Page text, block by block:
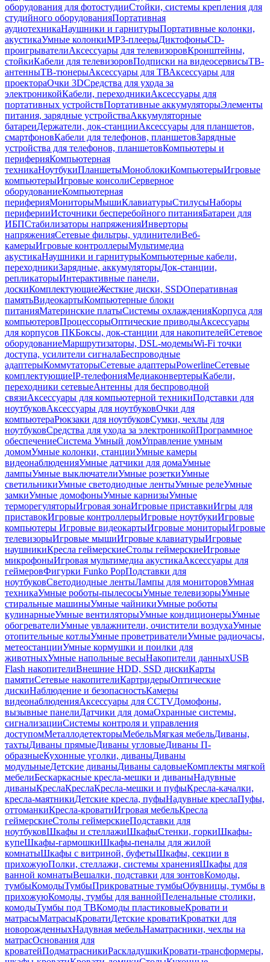
оборудования для фотостудииСтойки, системы крепления для
студийного оборудованияПортативная
аудиотехникаНаушники и гарнитурыПортативные колонки,
акустикаУмные колонкиMP3-плеерыДиктофоныCD-
проигрывателиАксессуары для телевизоровКронштейны,
стойкиКабели для телевизоровПодписки на видеосервисыТВ-
антенныТВ-тюнерыАксессуары для ТВАксессуары для
проектораОчки 3DСредства для ухода за
электроникойКабели, переходникиАксессуары для
портативных устройствПортативные аккумуляторыЭлементы
питания, зарядные устройстваАккумуляторные
батареиДержатели, док-станцииАксессуары для планшетов,
смартфоновКабели для телефонов, планшетовЗарядные
устройства для телефонов, планшетовКомпьютеры и
периферияКомпьютерная
техникаНоутбукиПланшетыМоноблокиКомпьютерыИгровые
компьютерыИгровые консолиСерверное
оборудованиеКомпьютерная
периферияМониторыМышиКлавиатурыСтилусыНаборы
периферииИсточники бесперебойного питанияБатареи для
ИБПСтабилизаторы напряженияИнверторы
напряженияСетевые фильтры, удлинителиВеб-
камерыИгровые контроллерыМультимедиа
акустикаНаушники и гарнитурыКомпьютерные кабели,
переходникиЗарядные, аккумуляторыДок-станции,
репликаторыИнтерактивные панели,
доскиКомплектующиеЖесткие диски, SSDОперативная
памятьВидеокартыКомпьютерные блоки
питанияМатеринские платыСистемы охлажденияКорпуса для
компьютеровПроцессорыОптические приводыАксессуары
для корпусов ПКБоксы, док-станции для накопителейСетевое
оборудованиеМаршрутизаторы, DSL-модемыWi-Fi точки
доступа, усилители сигналаБеспроводные
адаптерыКоммутаторыСетевые адаптерыPowerlineСетевые
комплектующиеIP-телефонияМедиаконвертерыКабели,
переходники сетевыеАнтенны для беспроводной
связиАксессуары для компьютерной техникиПодставки для
ноутбуковАксессуары для ноутбуковОчки для
компьютераРюкзаки для ноутбуковСумки, чехлы для
ноутбуковСредства для ухода за электроникойПрограммное
обеспечениеСистема Умный домУправление умным
домомУмные колонки, станцииУмные камеры
видеонаблюденияУмные датчики для домаУмные
лампыУмные выключателиУмные розеткиУмные
светильникиУмные светодиодные лентыУмные релеУмные
замкиУмные домофоныУмные карнизыУмные
терморегуляторыИгровая зонаИгровые приставкиИгры для
приставокИгровые контроллерыИгровые ноутбукиИгровые
компьютеры Игровые видеокартыИгровые мониторыИгровые
телевизорыИгровые мышиИгровые клавиатурыИгровые
наушникиКресла геймерскиеСтолы геймерскиеИгровые
микрофоныИгровая мультимедиа акустикаАксессуары для
геймеровФигурки Funko PopПодставки для
ноутбуковСветодиодные лентыЛампы для мониторовУмная
техникаУмные роботы-пылесосыУмные телевизорыУмные
стиральные машиныУмные чайникиУмные роботы
кулинарныеУмные вентиляторыУмные кондиционерыУмные
обогревателиУмные увлажнители, очистители воздухаУмные
отопительные котлыУмные проветривателиУмные радиочасы,
метеостанцииУмные кормушки и поилки для
животныхУмные напольные весыНакопители данныхUSB
Flash накопителиВнешние HDD, SSD дискиКарты
памятиСетевые накопителиКартридерыОптические
дискиНаблюдение и безопасностьКамеры
видеонаблюденияАксессуары для CCTVДомофоны,
вызывные панелиДатчики для домаОхранные системы,
сигнализацииСистемы контроля и управления
доступомМеталлодетекторыМебельМягкая мебельДиваны,
тахтыДиваны прямыеДиваны угловыеДиваны П-
образныеКухонные уголки, диваныДиваны
модульныеДетские диваныДиваны садовыеКомплекты мягкой
мебелиБескаркасные кресла-мешки и диваныНадувные
диваныКреслаКреслаКресла-мешки и пуфыКресла-качалки,
кресла-маятникиДетские кресла, пуфыНадувные креслаПуфы,
оттоманкиКресла-кроватиИгровая мебельКресла
геймерскиеСтолы геймерскиеПодставки для
ноутбуковШкафы и стеллажиШкафыСтенки, горкиШкафы-
купеШкафы-гармошкиШкафы-пеналы для жилой
комнатыШкафы с витриной, буфетыШкафы, секции в
прихожуюПолки, стеллажи, системы храненияШкафы для
ванной комнатыВешалки, подставки для зонтовКомоды,
тумбыКомодыТумбыПрикроватные тумбыОбувницы, тумбы в
прихожуюКомоды, тумбы для ваннойПеленальные столики,
комодыТумбы под ТВКомоды пластиковыеКровати и
матрасыМатрасыКроватиДетские кроватиКроватки для
новорожденныхНадувная мебельНаматрасники, чехлы на
матрасОснования для
кроватейПодматрасникиРаскладушкиКровати-трансформеры,